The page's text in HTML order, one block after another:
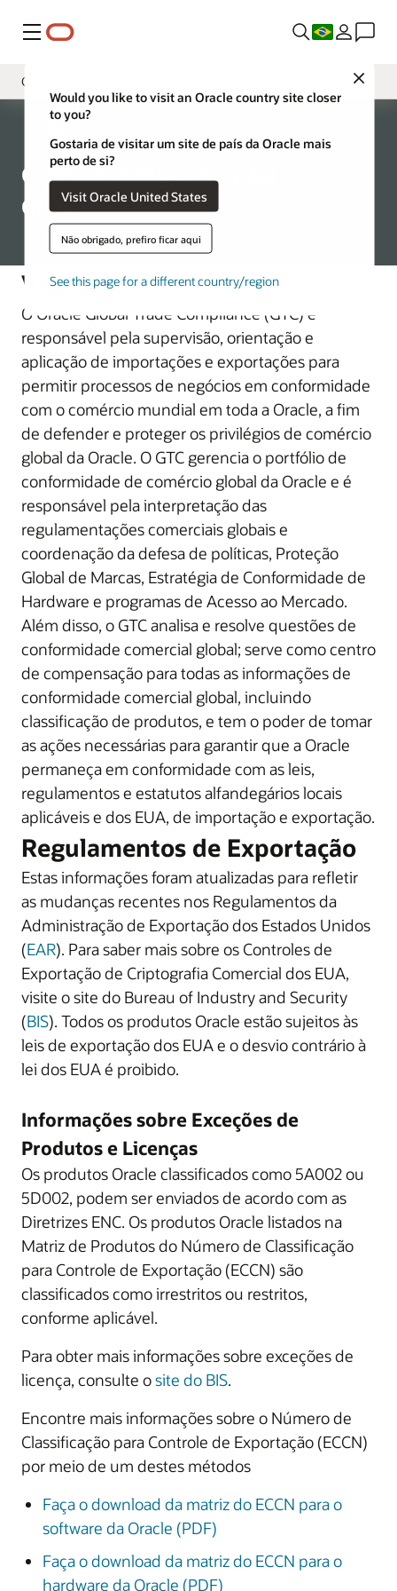
Menu
Close
Would you like to visit an Oracle country site closer
to you?
Gostaria de visitar um site de país da Oracle mais
perto de si?
Visit Oracle United States
Não obrigado, prefiro ficar aqui
See this page for a different country/region
Conformidade Comercial Global
Governança
Diretor de Segurança
Oracle Product Security
Segurança Física Global
Arquitetura de Segurança Corporativa
Avaliação e Auditoria de Negócios
Conformidade Comercial
Global
Visão geral
O Oracle Global Trade Compliance (GTC) é
responsável pela supervisão, orientação e
aplicação de importações e exportações para
permitir processos de negócios em conformidade
com o comércio mundial em toda a Oracle, a fim
de defender e proteger os privilégios de comércio
global da Oracle. O GTC gerencia o portfólio de
conformidade de comércio global da Oracle e é
responsável pela interpretação das
regulamentações comerciais globais e
coordenação da defesa de políticas, Proteção
Global de Marcas, Estratégia de Conformidade de
Hardware e programas de Acesso ao Mercado.
Além disso, o GTC analisa e resolve questões de
conformidade comercial global; serve como centro
de compensação para todas as informações de
conformidade comercial global, incluindo
classificação de produtos, e tem o poder de tomar
as ações necessárias para garantir que a Oracle
permaneça em conformidade com as leis,
regulamentos e estatutos alfandegários locais
aplicáveis e dos EUA, de importação e exportação.
Regulamentos de Exportação
Estas informações foram atualizadas para refletir
as mudanças recentes nos Regulamentos da
Administração de Exportação dos Estados Unidos
(EAR). Para saber mais sobre os Controles de
Exportação de Criptografia Comercial dos EUA,
visite o site do Bureau of Industry and Security
(BIS). Todos os produtos Oracle estão sujeitos às
leis de exportação dos EUA e o desvio contrário à
lei dos EUA é proibido.
Informações sobre Exceções de
Produtos e Licenças
Os produtos Oracle classificados como 5A002 ou
5D002, podem ser enviados de acordo com as
Diretrizes ENC. Os produtos Oracle listados na
Matriz de Produtos do Número de Classificação
para Controle de Exportação (ECCN) são
classificados como irrestritos ou restritos,
conforme aplicável.
Para obter mais informações sobre exceções de
licença, consulte osite do BIS.
Encontre mais informações sobre o Número de
Classificação para Controle de Exportação (ECCN)
por meio de um destes métodos
Faça o download da matriz do ECCN para o
software da Oracle (PDF)
Faça o download da matriz do ECCN para o
hardware da Oracle (PDF)